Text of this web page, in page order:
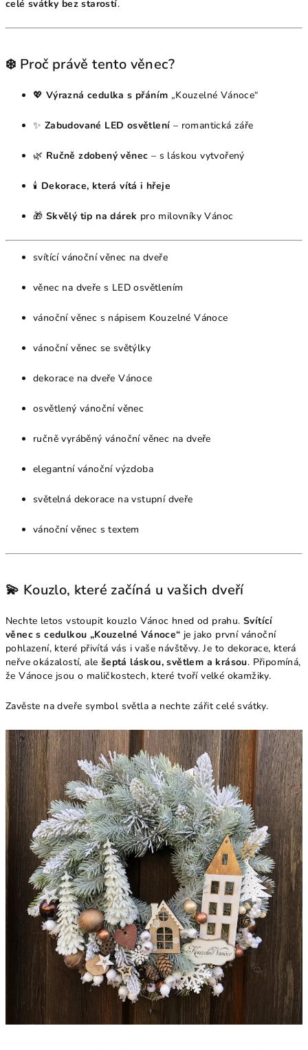
celé svátky bez starostí.
❄️ Proč právě tento věnec?
💖 Výrazná cedulka s přáním „Kouzelné Vánoce“
✨ Zabudované LED osvětlení – romantická záře
🌿 Ručně zdobený věnec – s láskou vytvořený
🕯 Dekorace, která vítá i hřeje
🎁 Skvělý tip na dárek pro milovníky Vánoc
svítící vánoční věnec na dveře
věnec na dveře s LED osvětlením
vánoční věnec s nápisem Kouzelné Vánoce
vánoční věnec se světýlky
dekorace na dveře Vánoce
osvětlený vánoční věnec
ručně vyráběný vánoční věnec na dveře
elegantní vánoční výzdoba
světelná dekorace na vstupní dveře
vánoční věnec s textem
💫 Kouzlo, které začíná u vašich dveří
Nechte letos vstoupit kouzlo Vánoc hned od prahu. Svítící
věnec s cedulkou „Kouzelné Vánoce“ je jako první vánoční
pohlazení, které přivítá vás i vaše návštěvy. Je to dekorace, která
neřve okázalostí, ale šeptá láskou, světlem a krásou. Připomíná,
že Vánoce jsou o maličkostech, které tvoří velké okamžiky.
Zavěste na dveře symbol světla a nechte zářit celé svátky.